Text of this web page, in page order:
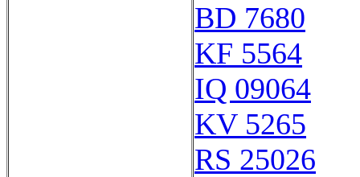
BD 7680
KF 5564
IQ 09064
KV 5265
RS 25026